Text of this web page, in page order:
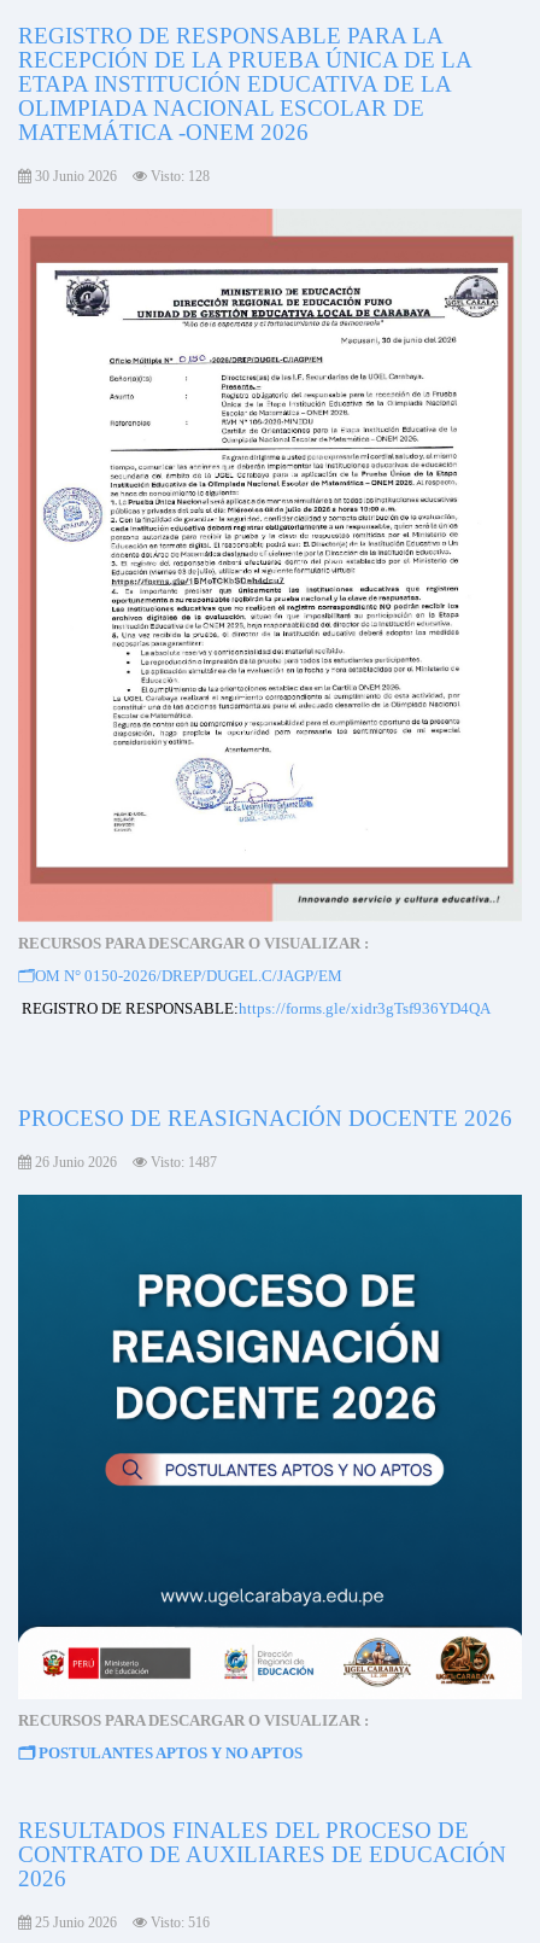
REGISTRO DE RESPONSABLE PARA LA
RECEPCIÓN DE LA PRUEBA ÚNICA DE LA
ETAPA INSTITUCIÓN EDUCATIVA DE LA
OLIMPIADA NACIONAL ESCOLAR DE
MATEMÁTICA -ONEM 2026
30 Junio 2026 Visto: 128
RECURSOS PARA DESCARGAR O VISUALIZAR :
🗂️OM N° 0150-2026/DREP/DUGEL.C/JAGP/EM
REGISTRO DE RESPONSABLE:https://forms.gle/xidr3gTsf936YD4QA
PROCESO DE REASIGNACIÓN DOCENTE 2026
26 Junio 2026 Visto: 1487
RECURSOS PARA DESCARGAR O VISUALIZAR :
🗂️POSTULANTES APTOS Y NO APTOS
RESULTADOS FINALES DEL PROCESO DE
CONTRATO DE AUXILIARES DE EDUCACIÓN
2026
25 Junio 2026 Visto: 516